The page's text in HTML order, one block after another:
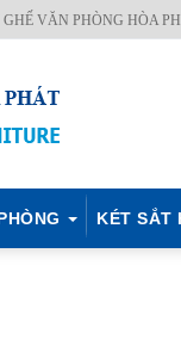
VĂN PHÒNG HÒA
KÉT SẮT